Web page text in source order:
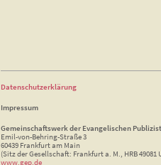
Datenschutzerklärung
Impressum
Gemeinschaftswerk der Evangelischen
Emil-von-Behring-Straße 3
60439 Frankfurt am Main
(Sitz der Gesellschaft: Frankfurt a. M., HRB 49081
www.gep.de